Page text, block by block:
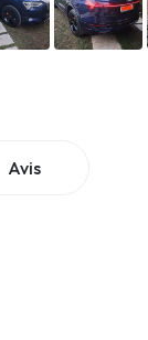
Avis